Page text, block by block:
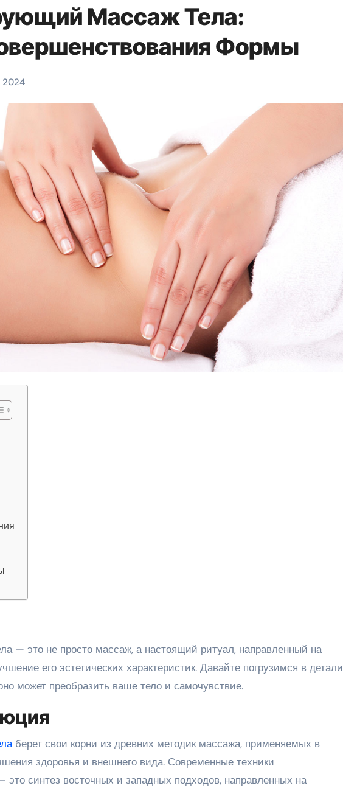
Массаж Тела:
Формы
2024
его эстетических характеристик. Давайте погрузимся в детали
может преобразить ваше тело и самочувствие.
берет свои корни из древних методик массажа, применяемых в
здоровья и внешнего вида. Современные техники
синтез восточных и западных подходов, направленных на